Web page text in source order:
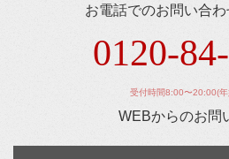
お電話でのお問い合
0120-
受付時間8:00〜20:00(
WEBからのお問